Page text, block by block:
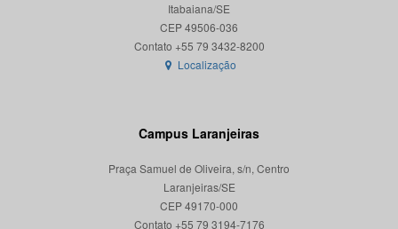
Itabaiana/SE
CEP 49506-036
Localização
Campus Laranjeiras
Praça Samuel de Oliveira, s/n, Centro
Laranjeiras/SE
CEP 49170-000